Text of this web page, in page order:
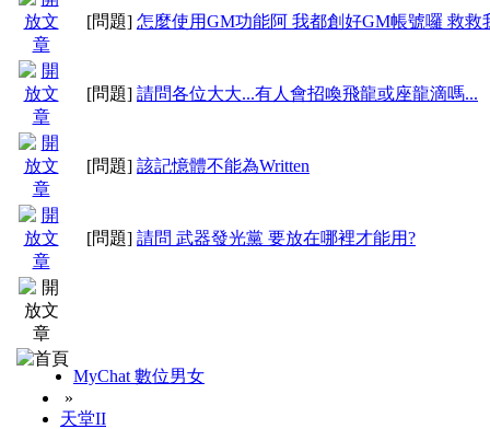
[問題] 怎麼使用GM功能阿 我都創好GM帳號囉 救救
[問題] 請問各位大大...有人會招喚飛龍或座龍滴嗎...
[問題] 該記憶體不能為Written
[問題] 請問 武器發光黨 要放在哪裡才能用?
MyChat 數位男女
»
天堂II